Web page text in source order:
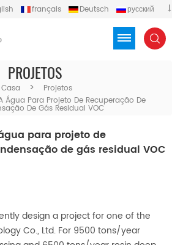
français Deutsch
русский
PROJETOS
Casa > Projetos
Água Para Projeto De Recuperação De
De Gás Residual VOC
para projeto de
de gás residual VOC
design a project for one of the
Co., Ltd. For 9500 tons/year